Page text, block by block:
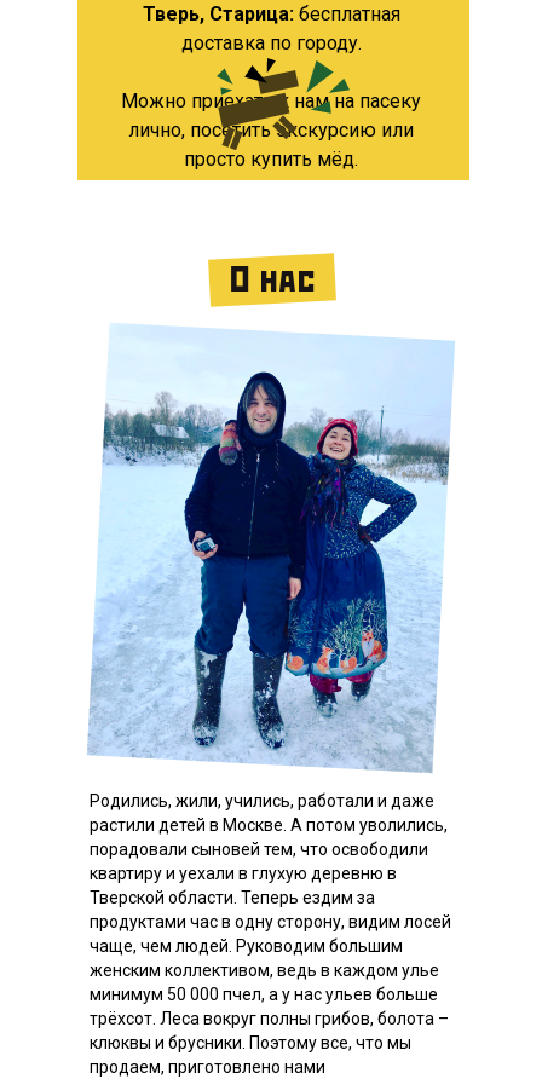
Тверь, Старица:бесплатная
доставка по городу.
Можно приехать к нам на пасеку
лично, посетить экскурсию или
просто купить мёд.
Родились, жили, учились, работали и даже
растили детей в Москве. А потом уволились,
порадовали сыновей тем, что освободили
квартиру и уехали в глухую деревню в
Тверской области. Теперь ездим за
продуктами час в одну сторону, видим лосей
чаще, чем людей. Руководим большим
женским коллективом, ведь в каждом улье
минимум 50 000 пчел, а у нас ульев больше
трёхсот. Леса вокруг полны грибов, болота –
клюквы и брусники. Поэтому все, что мы
продаем, приготовлено нами
О нас